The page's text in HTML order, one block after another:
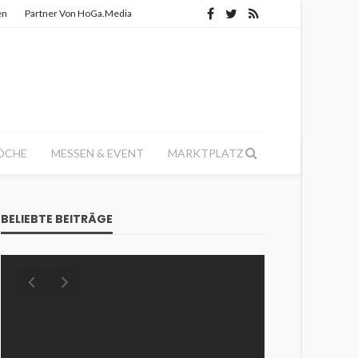
Partner Von HoGa.Media
MESSEN & EVENT MARKTPLATZ
BELIEBTE BEITRÄGE